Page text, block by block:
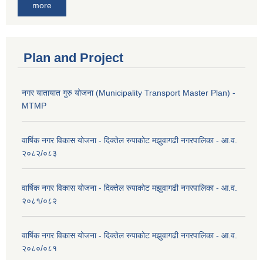
more
Plan and Project
नगर यातायात गुरु योजना (Municipality Transport Master Plan) -
MTMP
वार्षिक नगर विकास योजना - दिक्तेल रुपाकोट मझुवागढी नगरपालिका - आ.व.
२०८२/०८३
वार्षिक नगर विकास योजना - दिक्तेल रुपाकोट मझुवागढी नगरपालिका - आ.व.
२०८१/०८२
वार्षिक नगर विकास योजना - दिक्तेल रुपाकोट मझुवागढी नगरपालिका - आ.व.
२०८०/०८१